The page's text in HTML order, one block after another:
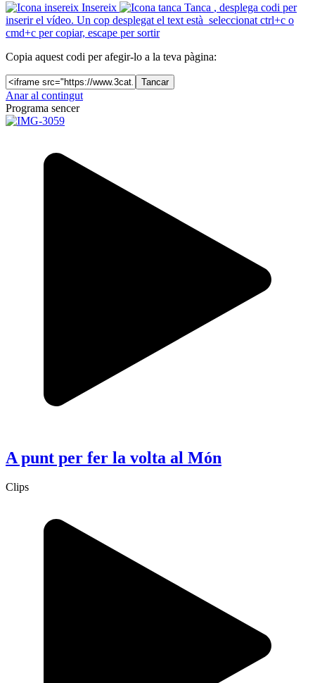
Insereix
Tanca , desplega codi per
inserir el vídeo. Un cop desplegat el text està seleccionat ctrl+c o
cmd+c per copiar, escape per sortir
Copia aquest codi per afegir-lo a la teva pàgina:
Tancar
Anar al contingut
Programa sencer
A punt per fer la volta al Món
Clips